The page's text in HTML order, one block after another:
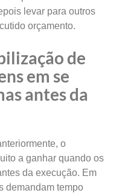
levar para outros
orçamento.
de
em se
antes da
o
a ganhar quando os
da execução. Em
demandam tempo